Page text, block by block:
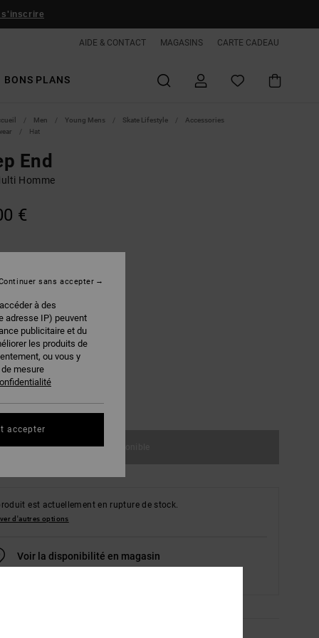
s'inscrire
AIDE & CONTACT MAGASINS CARTE CADEAU
BONS PLANS
Men Young Mens Skate Lifestyle
Accessories
Hat
End
Homme
€
L/XL
le Guide des tailles
Indisponible
est actuellement en rupture de stock.
d'autres options
Voir la disponibilité en magasin
à des
adresse IP) peuvent
publicitaire et du
les produits de
ou vous y
mesure
sans accepter
accepter